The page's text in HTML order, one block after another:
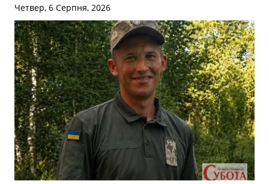
Четвер, 6 Серпня, 2026